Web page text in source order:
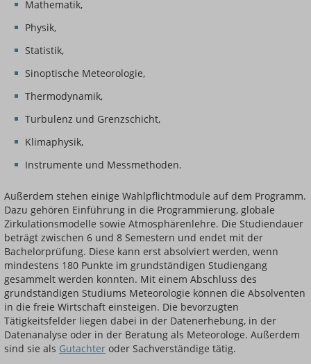
Mathematik,
Physik,
Statistik,
Sinoptische Meteorologie,
Thermodynamik,
Turbulenz und Grenzschicht,
Klimaphysik,
Instrumente und Messmethoden.
Außerdem stehen einige Wahlpflichtmodule auf dem Programm.
Dazu gehören Einführung in die Programmierung, globale
Zirkulationsmodelle sowie Atmosphärenlehre. Die Studiendauer
beträgt zwischen 6 und 8 Semestern und endet mit der
Bachelorprüfung. Diese kann erst absolviert werden, wenn
mindestens 180 Punkte im grundständigen Studiengang
gesammelt werden konnten. Mit einem Abschluss des
grundständigen Studiums Meteorologie können die Absolventen
in die freie Wirtschaft einsteigen. Die bevorzugten
Tätigkeitsfelder liegen dabei in der Datenerhebung, in der
Datenanalyse oder in der Beratung als Meteorologe. Außerdem
sind sie als Gutachter oder Sachverständige tätig.